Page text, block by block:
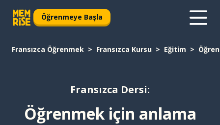
Öğrenmeye Başla
Fransızca Öğrenmek Fransızca Kursu Eğitim
Fransızca Dersi:
Öğrenmek için anlama